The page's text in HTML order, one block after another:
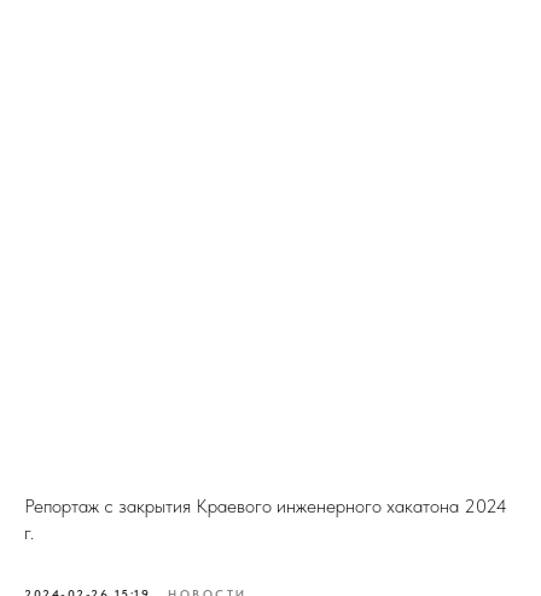
Репортаж с закрытия Краевого инженерного хакатона 2024
г.